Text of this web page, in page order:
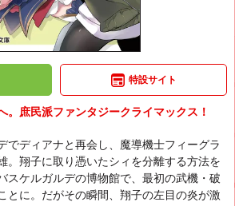
特設サイト
。庶民派ファンタジークライマックス！
ディアナと再会し、魔導機士フィーグラ
。翔子に取り憑いたシィを分離する方法を
スケルガルデの博物館で、最初の武機・破
とに。だがその瞬間、翔子の左目の炎が激